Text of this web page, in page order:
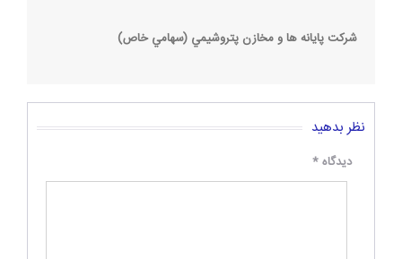
شركت پايانه ها و مخازن پتروشيمي (سهامي خاص)
نظر بدهید
دیدگاه*